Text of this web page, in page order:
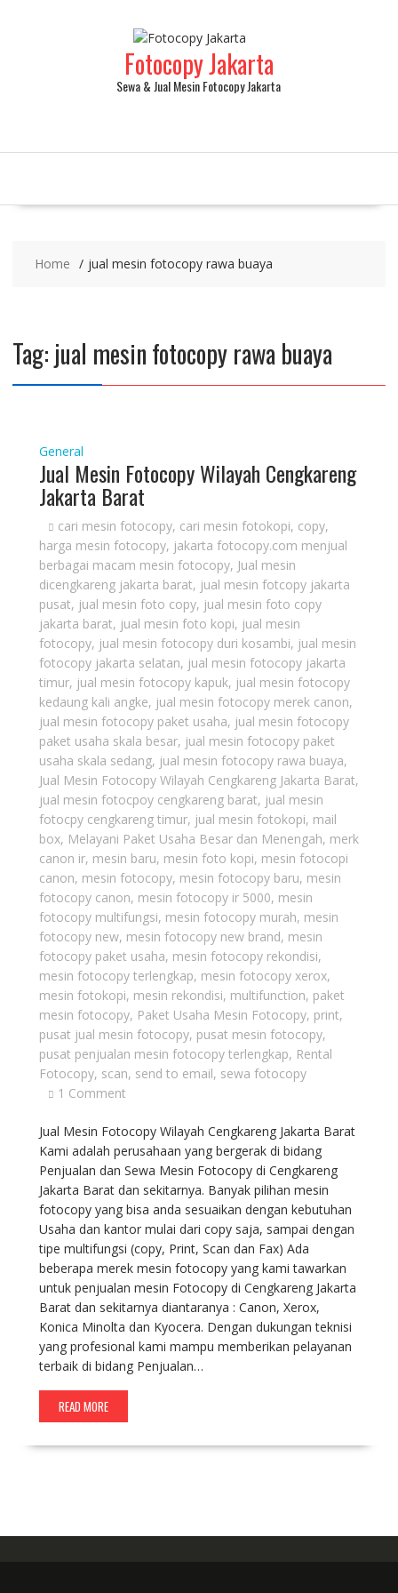
Fotocopy Jakarta
Sewa & Jual Mesin Fotocopy Jakarta
Home jual mesin fotocopy rawa buaya
Tag: jual mesin fotocopy rawa buaya
General
Jual Mesin Fotocopy Wilayah Cengkareng
Jakarta Barat
cari mesin fotocopy, cari mesin fotokopi, copy,
harga mesin fotocopy, jakarta fotocopy.com menjual
berbagai macam mesin fotocopy, Jual mesin
dicengkareng jakarta barat, jual mesin fotcopy jakarta
pusat, jual mesin foto copy, jual mesin foto copy
jakarta barat, jual mesin foto kopi, jual mesin
fotocopy, jual mesin fotocopy duri kosambi, jual mesin
fotocopy jakarta selatan, jual mesin fotocopy jakarta
timur, jual mesin fotocopy kapuk, jual mesin fotocopy
kedaung kali angke, jual mesin fotocopy merek canon,
jual mesin fotocopy paket usaha, jual mesin fotocopy
paket usaha skala besar, jual mesin fotocopy paket
usaha skala sedang, jual mesin fotocopy rawa buaya,
Jual Mesin Fotocopy Wilayah Cengkareng Jakarta Barat,
jual mesin fotocpoy cengkareng barat, jual mesin
fotocpy cengkareng timur, jual mesin fotokopi, mail
box, Melayani Paket Usaha Besar dan Menengah, merk
canon ir, mesin baru, mesin foto kopi, mesin fotocopi
canon, mesin fotocopy, mesin fotocopy baru, mesin
fotocopy canon, mesin fotocopy ir 5000, mesin
fotocopy multifungsi, mesin fotocopy murah, mesin
fotocopy new, mesin fotocopy new brand, mesin
fotocopy paket usaha, mesin fotocopy rekondisi,
mesin fotocopy terlengkap, mesin fotocopy xerox,
mesin fotokopi, mesin rekondisi, multifunction, paket
mesin fotocopy, Paket Usaha Mesin Fotocopy, print,
pusat jual mesin fotocopy, pusat mesin fotocopy,
pusat penjualan mesin fotocopy terlengkap, Rental
Fotocopy, scan, send to email, sewa fotocopy
1 Comment
Jual Mesin Fotocopy Wilayah Cengkareng Jakarta Barat
Kami adalah perusahaan yang bergerak di bidang
Penjualan dan Sewa Mesin Fotocopy di Cengkareng
Jakarta Barat dan sekitarnya. Banyak pilihan mesin
fotocopy yang bisa anda sesuaikan dengan kebutuhan
Usaha dan kantor mulai dari copy saja, sampai dengan
tipe multifungsi (copy, Print, Scan dan Fax) Ada
beberapa merek mesin fotocopy yang kami tawarkan
untuk penjualan mesin Fotocopy di Cengkareng Jakarta
Barat dan sekitarnya diantaranya : Canon, Xerox,
Konica Minolta dan Kyocera. Dengan dukungan teknisi
yang profesional kami mampu memberikan pelayanan
terbaik di bidang Penjualan…
READ MORE